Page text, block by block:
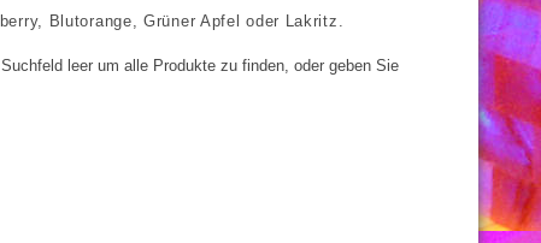
Blutorange, Grüner Apfel oder Lakritz.
leer um alle Produkte zu finden, oder geben Sie